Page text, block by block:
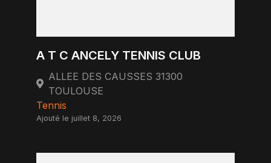
A T C ANCELY TENNIS CLUB
ALLEE DES CAUSSES 31300
TOULOUSE
Tennis
Ajouté le juillet 8, 2026